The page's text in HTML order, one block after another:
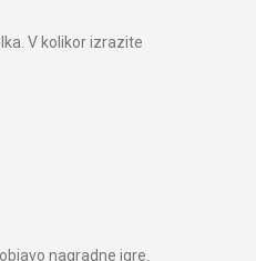
V kolikor izrazite
nagradne igre.